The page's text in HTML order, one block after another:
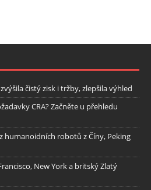
čistý zisk i tržby, zlepšila výhled
CRA? Začněte u přehledu
humanoidních robotů z Číny, Peking
New York a britský Zlatý